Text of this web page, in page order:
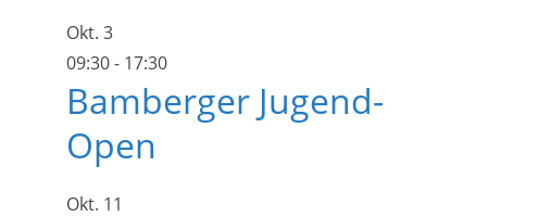
Okt. 3
09:30- 17:30
Bamberger Jugend-
Open
Okt. 11